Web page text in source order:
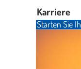
Karriere
Starten Sie